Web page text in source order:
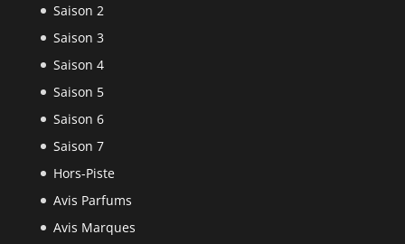
Saison 2
Saison 3
Saison 4
Saison 5
Saison 6
Saison 7
Hors-Piste
Avis Parfums
Avis Marques